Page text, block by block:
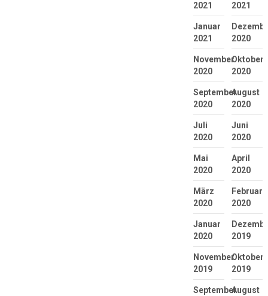
2021
2021
Januar
2021
2020
November
2020
Oktober
2020
September
2020
August
2020
Juli
2020
Juni
2020
Mai
2020
April
2020
März
2020
Februar
2020
Januar
2020
2019
November
2019
Oktober
2019
SeptemberAugust